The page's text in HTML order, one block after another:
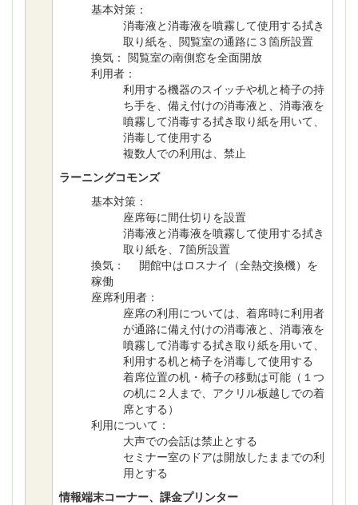
基本対策：
消毒液と消毒液を噴霧して使用する拭き
取り紙を、閲覧室の通路に３箇所設置
換気： 閲覧室の南側窓を全面開放
利用者：
利用する機器のスイッチや机と椅子の持
ち手を、備え付けの消毒液と、消毒液を
噴霧して消毒する拭き取り紙を用いて、
消毒して使用する
複数人での利用は、禁止
ラーニングコモンズ
基本対策：
座席毎に間仕切りを設置
消毒液と消毒液を噴霧して使用する拭き
取り紙を、7箇所設置
換気： 開館中はロスナイ（全熱交換機）を
稼働
座席利用者：
座席の利用については、着席時に利用者
が通路に備え付けの消毒液と、消毒液を
噴霧して消毒する拭き取り紙を用いて、
利用する机と椅子を消毒して使用する
着席位置の机・椅子の移動は可能（１つ
の机に２人まで、アクリル板越しでの着
席とする）
利用について：
大声での会話は禁止とする
セミナー室のドアは開放したままでの利
用とする
情報端末コーナー、課金プリンター